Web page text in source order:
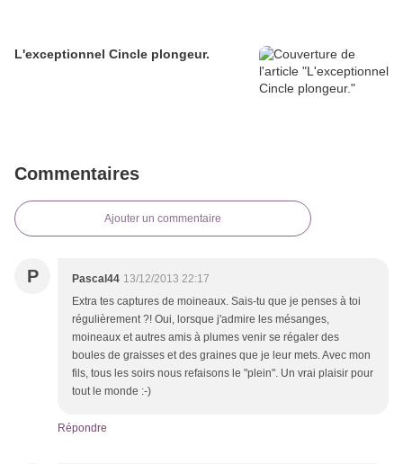
L'exceptionnel Cincle plongeur.
Commentaires
Ajouter un commentaire
P Pascal44 13/12/2013 22:17
Extra tes captures de moineaux. Sais-tu que je penses à toi
régulièrement ?! Oui, lorsque j'admire les mésanges,
moineaux et autres amis à plumes venir se régaler des
boules de graisses et des graines que je leur mets. Avec mon
fils, tous les soirs nous refaisons le "plein". Un vrai plaisir pour
tout le monde :-)
Répondre